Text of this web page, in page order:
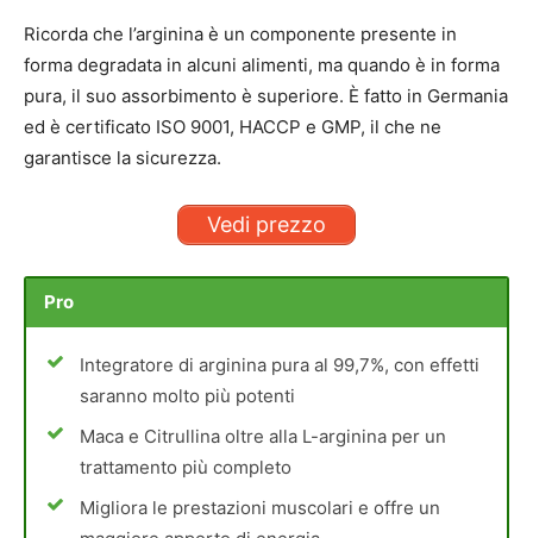
Ricorda che l’arginina è un componente presente in
forma degradata in alcuni alimenti, ma quando è in forma
pura, il suo assorbimento è superiore. È fatto in Germania
ed è certificato ISO 9001, HACCP e GMP, il che ne
garantisce la sicurezza.
Vedi prezzo
Pro
Integratore di arginina pura al 99,7%, con effetti
saranno molto più potenti
Maca e Citrullina oltre alla L-arginina per un
trattamento più completo
Migliora le prestazioni muscolari e offre un